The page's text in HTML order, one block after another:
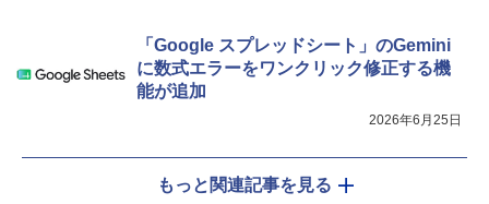
「Google スプレッドシート」のGemini
に数式エラーをワンクリック修正する機
能が追加
2026年6月25日
もっと関連記事を見る